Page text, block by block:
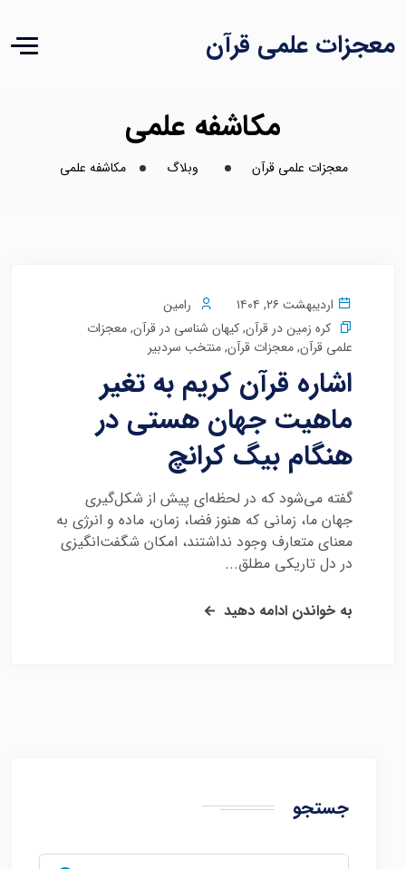
معجزات علمی قرآن
مکاشفه علمی
معجزات علمی قرآن وبلاگ مکاشفه علمی
اردیبهشت ۲۶, ۱۴۰۴
رامین
کره زمین در قرآن,کیهان شناسی در قرآن,معجزات
علمی قرآن,معجزات قرآن,منتخب سردبیر
اشاره قرآن کریم به تغیر
ماهیت جهان هستی در
هنگام بیگ کرانچ
گفته می‌شود که در لحظه‌ای پیش از شکل‌گیری
جهان ما، زمانی که هنوز فضا، زمان، ماده و انرژی به
معنای متعارف وجود نداشتند، امکان شگفت‌انگیزی
در دل تاریکی مطلق...
به خواندن ادامه دهید
جستجو